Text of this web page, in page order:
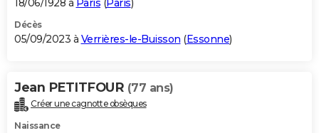
18/06/1928 à Paris (Paris)
Décès
05/09/2023 à Verrières-le-Buisson (Essonne)
Jean PETITFOUR (77 ans)
Créer une cagnotte obsèques
Naissance